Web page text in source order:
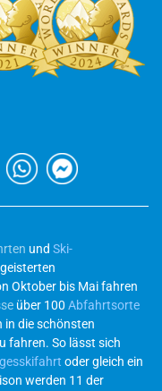
und Ski-
Oktober bis Mai fahren
über 100 Abfahrtsorte
in die schönsten
fahren. So lässt sich
oder gleich ein
werden 11 der